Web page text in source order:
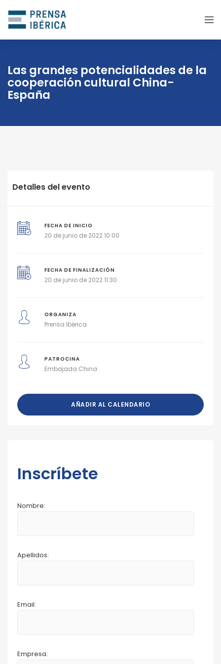
Las grandes potencialidades de la
cooperación cultural China-
España
Detalles del evento
FECHA DE INICIO
20 de junio de 2022 10:00
FECHA DE FINALIZACIÓN
20 de junio de 2022 11:30
ORGANIZA
Prensa Ibérica
PATROCINA
Embajada China
AÑADIR AL CALENDARIO
Inscríbete
Nombre:
Apellidos:
Email:
Empresa: